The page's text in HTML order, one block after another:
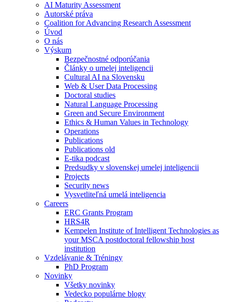
AI Maturity Assessment
Autorské práva
Coalition for Advancing Research Assessment
Úvod
O nás
Výskum
Bezpečnostné odporúčania
Články o umelej inteligencii
Cultural AI na Slovensku
Web & User Data Processing
Doctoral studies
Natural Language Processing
Green and Secure Environment
Ethics & Human Values in Technology
Operations
Publications
Publications old
E-tika podcast
Predsudky v slovenskej umelej inteligencii
Projects
Security news
Vysvetliteľná umelá inteligencia
Careers
ERC Grants Program
HRS4R
Kempelen Institute of Intelligent Technologies as
your MSCA postdoctoral fellowship host
institution
Vzdelávanie & Tréningy
PhD Program
Novinky
Všetky novinky
Vedecko populárne blogy